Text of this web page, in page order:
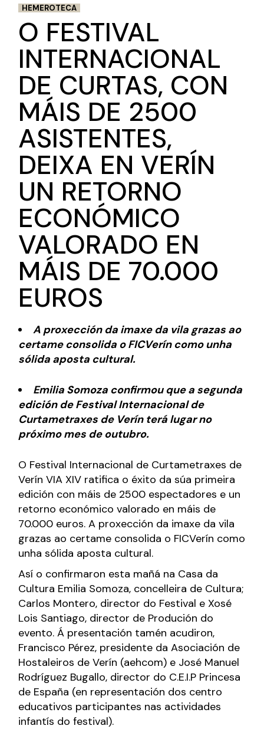
HEMEROTECA
O FESTIVAL
INTERNACIONAL
DE CURTAS, CON
MÁIS DE 2500
ASISTENTES,
DEIXA EN VERÍN
UN RETORNO
ECONÓMICO
VALORADO EN
MÁIS DE 70.000
EUROS
A proxección da imaxe da vila grazas ao
certame consolida o FICVerín como unha
sólida aposta cultural.
Emilia Somoza confirmou que a segunda
edición de Festival Internacional de
Curtametraxes de Verín terá lugar no
próximo mes de outubro.
O Festival Internacional de Curtametraxes de
Verín VIA XIV ratifica o éxito da súa primeira
edición con máis de 2500 espectadores e un
retorno económico valorado en máis de
70.000 euros. A proxección da imaxe da vila
grazas ao certame consolida o FICVerín como
unha sólida aposta cultural.
Así o confirmaron esta mañá na Casa da
Cultura Emilia Somoza, concelleira de Cultura;
Carlos Montero, director do Festival e Xosé
Lois Santiago, director de Produción do
evento. Á presentación tamén acudiron,
Francisco Pérez, presidente da Asociación de
Hostaleiros de Verín (aehcom) e José Manuel
Rodríguez Bugallo, director do C.E.I.P Princesa
de España (en representación dos centro
educativos participantes nas actividades
infantís do festival).